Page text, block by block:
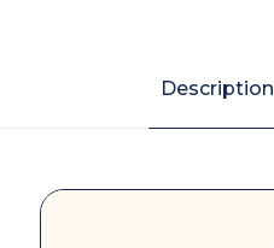
Description